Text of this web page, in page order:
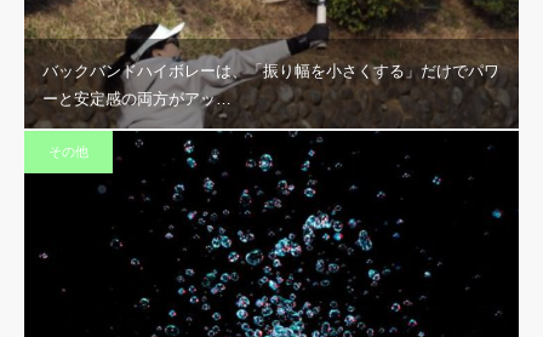
バックバンドハイボレーは、「振り幅を小さくする」だけでパワ
ーと安定感の両方がアッ…
その他